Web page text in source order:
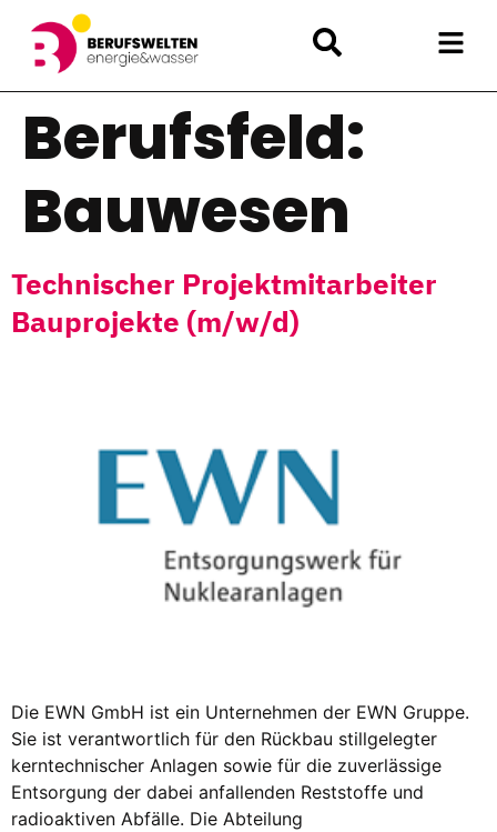
Berufsfeld:
Bauwesen
Technischer Projektmitarbeiter
Bauprojekte (m/w/d)
Die EWN GmbH ist ein Unternehmen der EWN Gruppe.
Sie ist verantwortlich für den Rückbau stillgelegter
kerntechnischer Anlagen sowie für die zuverlässige
Entsorgung der dabei anfallenden Reststoffe und
radioaktiven Abfälle. Die Abteilung